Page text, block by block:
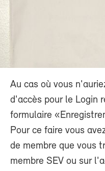
Au cas où vous
d'accès pour le Login
formulaire
Pour ce faire vous
de membre que vous
membre SEV ou sur